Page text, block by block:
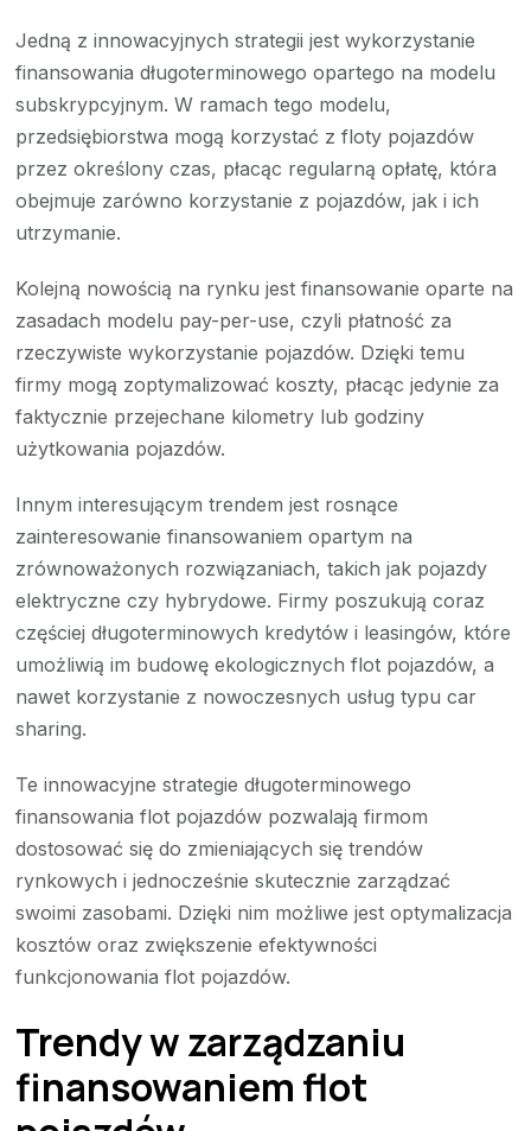
Jedną z innowacyjnych strategii jest wykorzystanie
finansowania długoterminowego opartego na modelu
subskrypcyjnym. W ramach tego modelu,
przedsiębiorstwa mogą korzystać z floty pojazdów
przez określony czas, płacąc regularną opłatę, która
obejmuje zarówno korzystanie z pojazdów, jak i ich
utrzymanie.
Kolejną nowością na rynku jest finansowanie oparte na
zasadach modelu pay-per-use, czyli płatność za
rzeczywiste wykorzystanie pojazdów. Dzięki temu
firmy mogą zoptymalizować koszty, płacąc jedynie za
faktycznie przejechane kilometry lub godziny
użytkowania pojazdów.
Innym interesującym trendem jest rosnące
zainteresowanie finansowaniem opartym na
zrównoważonych rozwiązaniach, takich jak pojazdy
elektryczne czy hybrydowe. Firmy poszukują coraz
częściej długoterminowych kredytów i leasingów, które
umożliwią im budowę ekologicznych flot pojazdów, a
nawet korzystanie z nowoczesnych usług typu car
sharing.
Te innowacyjne strategie długoterminowego
finansowania flot pojazdów pozwalają firmom
dostosować się do zmieniających się trendów
rynkowych i jednocześnie skutecznie zarządzać
swoimi zasobami. Dzięki nim możliwe jest optymalizacja
kosztów oraz zwiększenie efektywności
funkcjonowania flot pojazdów.
Trendy w zarządzaniu
finansowaniem flot